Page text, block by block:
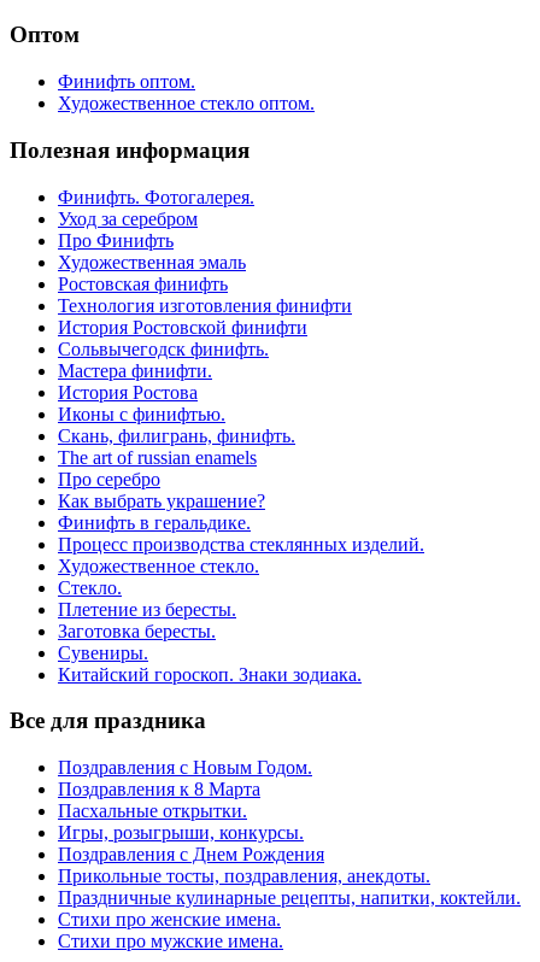
Оптом
Финифть оптом.
Художественное стекло оптом.
Полезная информация
Финифть. Фотогалерея.
Уход за серебром
Про Финифть
Художественная эмаль
Ростовская финифть
Технология изготовления финифти
История Ростовской финифти
Сольвычегодск финифть.
Мастера финифти.
История Ростова
Иконы с финифтью.
Скань, филигрань, финифть.
The art of russian enamels
Про серебро
Как выбрать украшение?
Финифть в геральдике.
Процесс производства стеклянных изделий.
Художественное стекло.
Стекло.
Плетение из бересты.
Заготовка бересты.
Сувениры.
Китайский гороскоп. Знаки зодиака.
Все для праздника
Поздравления с Новым Годом.
Поздравления к 8 Марта
Пасхальные открытки.
Игры, розыгрыши, конкурсы.
Поздравления с Днем Рождения
Прикольные тосты, поздравления, анекдоты.
Праздничные кулинарные рецепты, напитки, коктейли.
Стихи про женские имена.
Стихи про мужские имена.